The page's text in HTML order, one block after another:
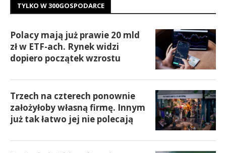
TYLKO W 300GOSPODARCE
Polacy mają już prawie 20 mld
zł w ETF-ach. Rynek widzi
dopiero początek wzrostu
Trzech na czterech ponownie
założyłoby własną firmę. Innym
już tak łatwo jej nie polecają